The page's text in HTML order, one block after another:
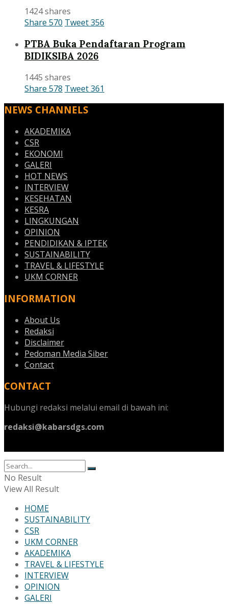
1424 shares
Share 570 Tweet356
PTBA Buka Pendaftaran Program
BIDIKSIBA 2026
1445 shares
Share 578 Tweet361
NEWS CHANNELS
AKADEMIKA
CSR
EKONOMI
GALERI
HOT NEWS
INTERVIEW
KESEHATAN
KESRA
LINGKUNGAN
OPINION
PENDIDIKAN & IPTEK
SUSTAINABILITY
TRAVEL & LIFESTYLE
UKM CORNER
INFORMATION
About Us
Redaksi
Disclaimer
Pedoman Media Siber
Contact
CONTACT
Hubungi redaksi melalui email di bawah ini:
redaksi@kabarsdgs.com
No Result
View All Result
HOME
SUSTAINABILITY
CSR
UKM CORNER
AKADEMIKA
TRAVEL & LIFESTYLE
INTERVIEW
OPINION
GALERI